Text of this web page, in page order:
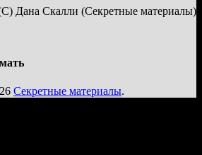
Дана Скалли (Секретные материалы)
Секретные материалы.